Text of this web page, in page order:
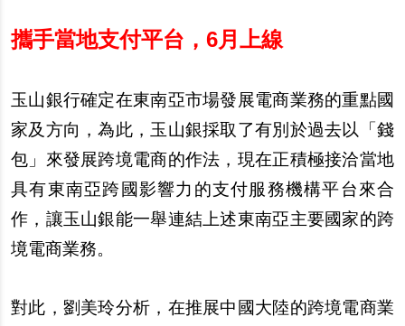
攜手當地支付平台，6月上線
玉山銀行確定在東南亞市場發展電商業務的重點國
家及方向，為此，玉山銀採取了有別於過去以「錢
包」來發展跨境電商的作法，現在正積極接洽當地
具有東南亞跨國影響力的支付服務機構平台來合
作，讓玉山銀能一舉連結上述東南亞主要國家的跨
境電商業務。
對此，劉美玲分析，在推展中國大陸的跨境電商業